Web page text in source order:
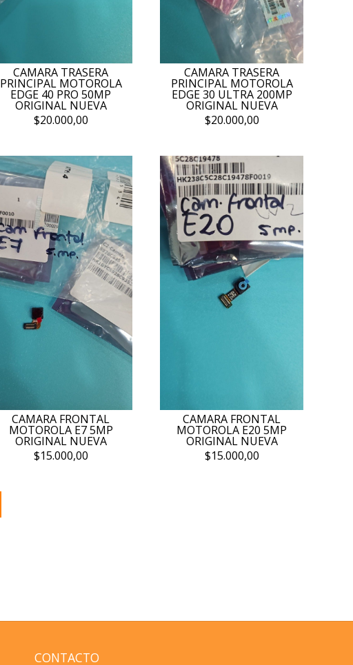
CAMARA TRASERA
PRINCIPAL MOTOROLA
EDGE 40 PRO 50MP
ORIGINAL NUEVA
$20.000,00
CAMARA TRASERA
PRINCIPAL MOTOROLA
EDGE 30 ULTRA 200MP
ORIGINAL NUEVA
$20.000,00
CAMARA FRONTAL
MOTOROLA E7 5MP
ORIGINAL NUEVA
$15.000,00
CAMARA FRONTAL
MOTOROLA E20 5MP
ORIGINAL NUEVA
$15.000,00
CONTACTO